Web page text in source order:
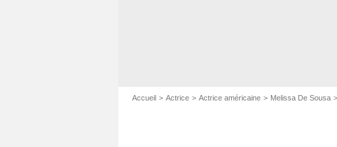
Accueil Actrice Actrice américaine Melissa De Sousa